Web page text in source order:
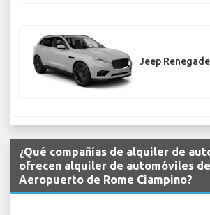
Jeep
¿Qué compañías de alquiler de
ofrecen alquiler de automóviles
Aeropuerto de Rome Ciampino?